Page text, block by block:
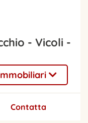
- Vicoli -
Contatta